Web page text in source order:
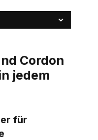
Cordon
jedem
für